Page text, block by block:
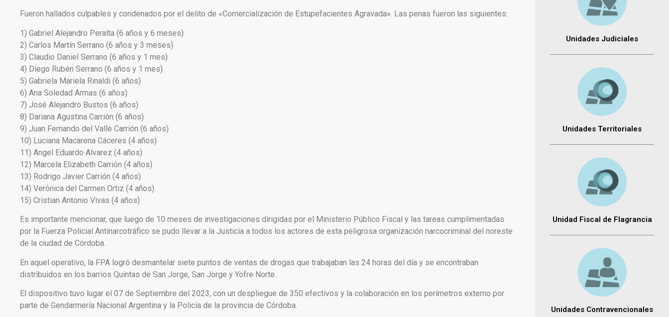
Fueron hallados culpables y condenados por el delito de «Comercialización de Estupefacientes Agravada». Las penas fueron las siguientes:
1) Gabriel Alejandro Peralta (6 años y 6 meses)
2) Carlos Martín Serrano (6 años y 3 meses)
3) Claudio Daniel Serrano (6 años y 1 mes)
4) Diego Rubén Serrano (6 años y 1 mes)
5) Gabriela Mariela Rinaldi (6 años)
6) Ana Soledad Armas (6 años)
7) José Alejandro Bustos (6 años)
8) Dariana Agustina Carrión (6 años)
9) Juan Fernando del Valle Carrión (6 años)
10) Luciana Macarena Cáceres (4 años)
11) Angel Eduardo Alvarez (4 años)
12) Marcela Elizabeth Carrión (4 años)
13) Rodrigo Javier Carrión (4 años)
14) Verónica del Carmen Ortiz (4 años)
15) Cristian Antonio Vivas (4 años)
Es importante mencionar, que luego de 10 meses de investigaciones dirigidas por el Ministerio Público Fiscal y las tareas cumplimentadas
por la Fuerza Policial Antinarcotráfico se pudo llevar a la Justicia a todos los actores de esta peligrosa organización narcocriminal del noreste
de la ciudad de Córdoba.
En aquel operativo, la FPA logró desmantelar siete puntos de ventas de drogas que trabajaban las 24 horas del día y se encontraban
distribuidos en los barrios Quintas de San Jorge, San Jorge y Yofre Norte.
El dispositivo tuvo lugar el 07 de Septiembre del 2023, con un despliegue de 350 efectivos y la colaboración en los perímetros externo por
parte de Gendarmería Nacional Argentina y la Policía de la provincia de Córdoba.
Unidades Judiciales
Unidades Territoriales
Unidad Fiscal de Flagrancia
Unidades Contravencionales